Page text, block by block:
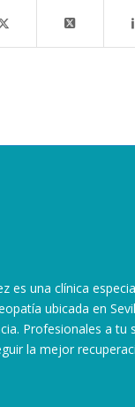
es una clínica
ubicada en
Profesionales a tu
la mejor